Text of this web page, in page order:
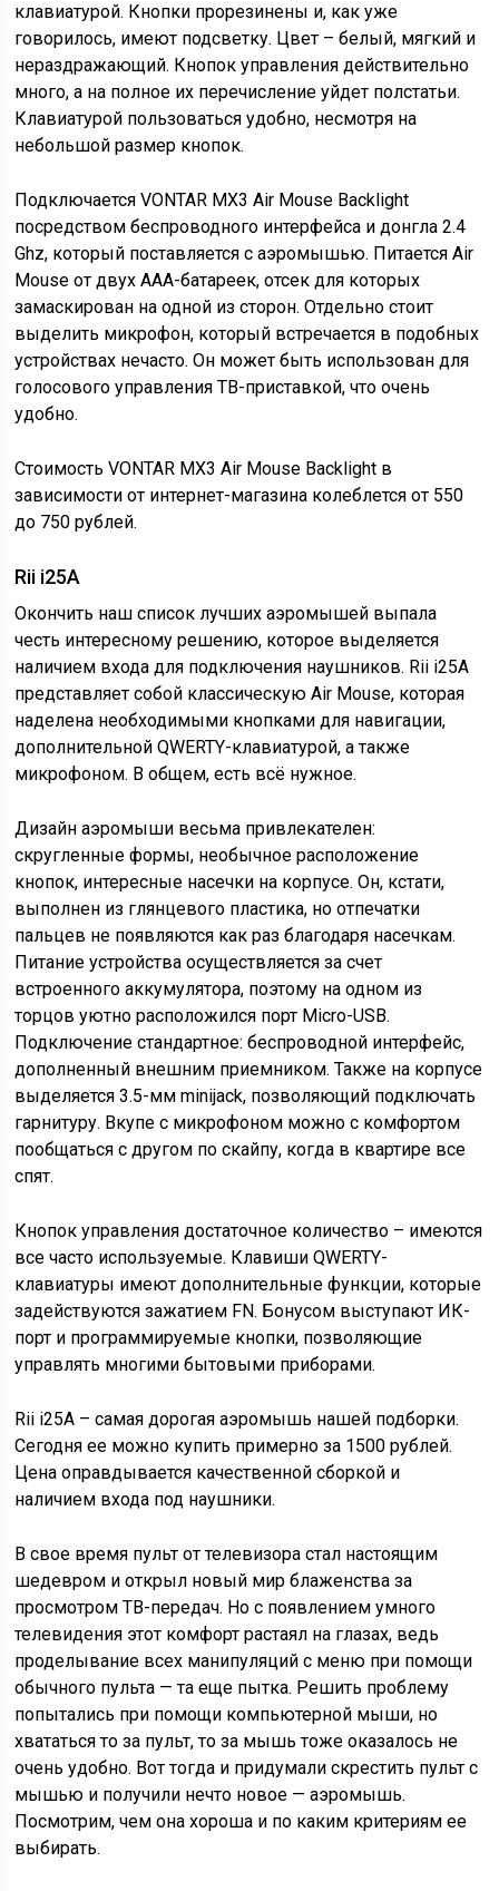
клавиатурой. Кнопки прорезинены и, как уже
говорилось, имеют подсветку. Цвет – белый, мягкий и
нераздражающий. Кнопок управления действительно
много, а на полное их перечисление уйдет полстатьи.
Клавиатурой пользоваться удобно, несмотря на
небольшой размер кнопок.
Подключается VONTAR MX3 Air Mouse Backlight
посредством беспроводного интерфейса и донгла 2.4
Ghz, который поставляется с аэромышью. Питается Air
Mouse от двух ААА-батареек, отсек для которых
замаскирован на одной из сторон. Отдельно стоит
выделить микрофон, который встречается в подобных
устройствах нечасто. Он может быть использован для
голосового управления ТВ-приставкой, что очень
удобно.
Стоимость VONTAR MX3 Air Mouse Backlight в
зависимости от интернет-магазина колеблется от 550
до 750 рублей.
Rii i25A
Окончить наш список лучших аэромышей выпала
честь интересному решению, которое выделяется
наличием входа для подключения наушников. Rii i25A
представляет собой классическую Air Mouse, которая
наделена необходимыми кнопками для навигации,
дополнительной QWERTY-клавиатурой, а также
микрофоном. В общем, есть всё нужное.
Дизайн аэромыши весьма привлекателен:
скругленные формы, необычное расположение
кнопок, интересные насечки на корпусе. Он, кстати,
выполнен из глянцевого пластика, но отпечатки
пальцев не появляются как раз благодаря насечкам.
Питание устройства осуществляется за счет
встроенного аккумулятора, поэтому на одном из
торцов уютно расположился порт Micro-USB.
Подключение стандартное: беспроводной интерфейс,
дополненный внешним приемником. Также на корпусе
выделяется 3.5-мм minijack, позволяющий подключать
гарнитуру. Вкупе с микрофоном можно с комфортом
пообщаться с другом по скайпу, когда в квартире все
спят.
Кнопок управления достаточное количество – имеются
все часто используемые. Клавиши QWERTY-
клавиатуры имеют дополнительные функции, которые
задействуются зажатием FN. Бонусом выступают ИК-
порт и программируемые кнопки, позволяющие
управлять многими бытовыми приборами.
Rii i25A – самая дорогая аэромышь нашей подборки.
Сегодня ее можно купить примерно за 1500 рублей.
Цена оправдывается качественной сборкой и
наличием входа под наушники.
В свое время пульт от телевизора стал настоящим
шедевром и открыл новый мир блаженства за
просмотром ТВ-передач. Но с появлением умного
телевидения этот комфорт растаял на глазах, ведь
проделывание всех манипуляций с меню при помощи
обычного пульта — та еще пытка. Решить проблему
попытались при помощи компьютерной мыши, но
хвататься то за пульт, то за мышь тоже оказалось не
очень удобно. Вот тогда и придумали скрестить пульт с
мышью и получили нечто новое — аэромышь.
Посмотрим, чем она хороша и по каким критериям ее
выбирать.